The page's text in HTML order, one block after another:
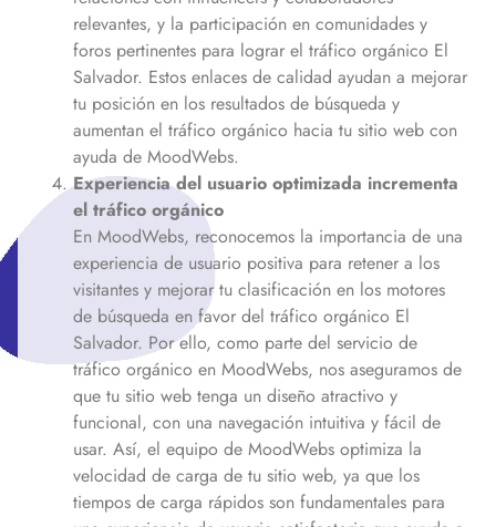
relevantes, y la participación en comunidades y
foros pertinentes para lograr el tráfico orgánico El
Salvador. Estos enlaces de calidad ayudan a mejorar
tu posición en los resultados de búsqueda y
aumentan el tráfico orgánico hacia tu sitio web con
ayuda de MoodWebs.
Experiencia del usuario optimizada incrementa
el tráfico orgánico
En MoodWebs, reconocemos la importancia de una
experiencia de usuario positiva para retener a los
visitantes y mejorar tu clasificación en los motores
de búsqueda en favor del tráfico orgánico El
Salvador. Por ello, como parte del servicio de
tráfico orgánico en MoodWebs, nos aseguramos de
que tu sitio web tenga un diseño atractivo y
funcional, con una navegación intuitiva y fácil de
usar. Así, el equipo de MoodWebs optimiza la
velocidad de carga de tu sitio web, ya que los
tiempos de carga rápidos son fundamentales para